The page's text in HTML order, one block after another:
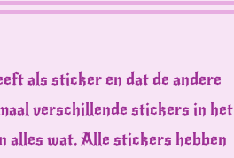
als sticker en dat de andere
verschillende stickers in het
alles wat. Alle stickers hebben